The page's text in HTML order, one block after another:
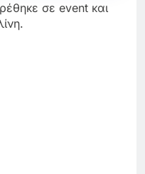
σε event και